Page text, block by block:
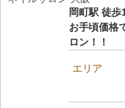
岡町駅 徒
お手頃価格
ロン！！
エリア